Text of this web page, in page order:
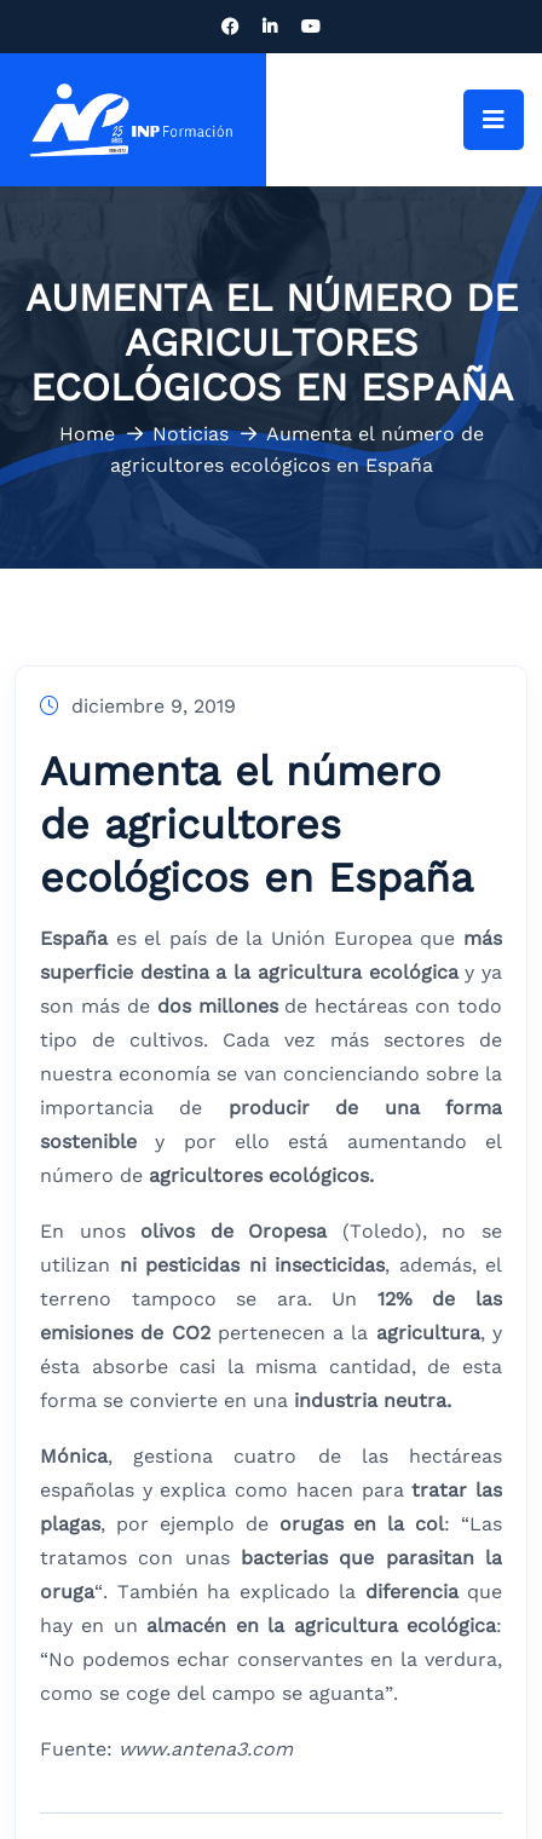
AUMENTA EL NÚMERO DE
AGRICULTORES
ECOLÓGICOS EN ESPAÑA
Home Noticias
Aumenta el número de
agricultores ecológicos en España
diciembre 9, 2019
Aumenta el número
de agricultores
ecológicos en España
Españaes el país de la Unión Europea que más
superficie destina a la agricultura ecológicay ya
son más de dos millones de hectáreas con todo
tipo de cultivos. Cada vez más sectores de
nuestra economía se van concienciando sobre la
importancia de producir de una forma
sostenible y por ello está aumentando el
número de agricultores ecológicos.
En unos olivos de Oropesa (Toledo), no se
utilizan ni pesticidas ni insecticidas, además, el
terreno tampoco se ara. Un 12% de las
emisiones de CO2 pertenecen a la agricultura, y
ésta absorbe casi la misma cantidad, de esta
forma se convierte en una industria neutra.
Mónica, gestiona cuatro de las hectáreas
españolas y explica como hacen paratratar las
plagas, por ejemplo de orugas en la col: “Las
tratamos con unas
bacterias que parasitan la
oruga“. También ha explicado la diferenciaque
hay en un almacén en la agricultura ecológica:
“No podemos echar conservantes en la verdura,
como se coge del campo se aguanta”.
Fuente: www.antena3.com